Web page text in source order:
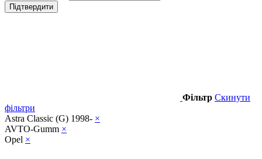
Підтвердити
Фільтр Скинути
фільтри
Astra Classic (G) 1998- ×
AVTO-Gumm ×
Opel ×